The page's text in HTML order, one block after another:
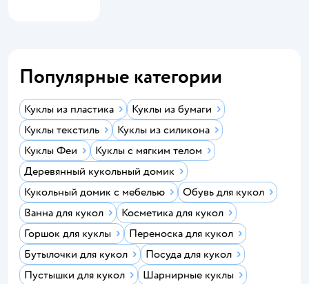
Популярные категории
Куклы из пластика
Куклы из бумаги
Куклы текстиль
Куклы из силикона
Куклы Феи
Куклы с мягким телом
Деревянный кукольный домик
Кукольный домик с мебелью
Обувь для кукол
Ванна для кукол
Косметика для кукол
Горшок для куклы
Переноска для кукол
Бутылочки для кукол
Посуда для кукол
Пустышки для кукол
Шарнирные куклы